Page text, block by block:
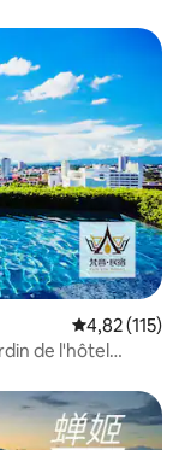
Note
4,82 (115)
de l'hôtel
de la rue
Pemen